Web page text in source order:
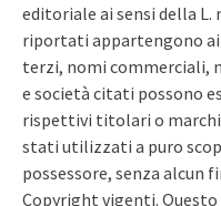
editoriale ai sensi della L.
riportati appartengono
terzi, nomi commerciali,
e società citati possono
rispettivi titolari o
stati utilizzati a puro
possessore, senza alcun
Copyright vigenti.